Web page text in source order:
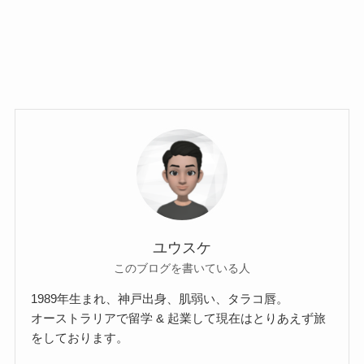
ユウスケ
このブログを書いている人
1989年生まれ、神戸出身、肌弱い、タラコ唇。
オーストラリアで留学 & 起業して現在はとりあえず旅
をしております。